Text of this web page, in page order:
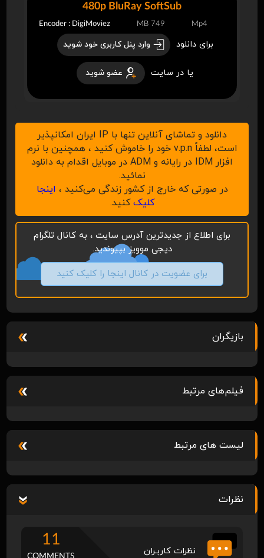
برای دانلود وارد پنل کاربری خود شوید
یا در سایت عضو شوید
480p BluRay SoftSub
Encoder : DigiMoviez 749 MB Mp4
دانلود و تماشای آنلاین تنها با IP ایران امکانپذیر
است، لطفاً v.p.n خود را خاموش کنید ، همچنین با نرم
افزار IDM در رایانه و ADM در موبایل اقدام به دانلود
نمائید.
در صورتی که خارج از کشور زندگی می‌کنید ، اینجا
کلیککنید.
برای اطلاع از جدیدترین آدرس سایت ، به کانال تلگرام
دیجی موویز بپیوندید.
برای عضویت در کانال اینجا را کلیک کنید
بازیگران
فیلم‌های مرتبط
لیست های مرتبط
نظرات
نظرات کاربـران
11
COMMENTS